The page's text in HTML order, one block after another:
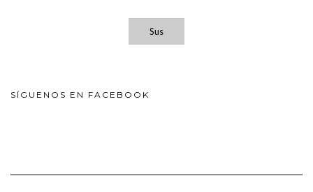
Sus
SÍGUENOS EN FACEBOOK